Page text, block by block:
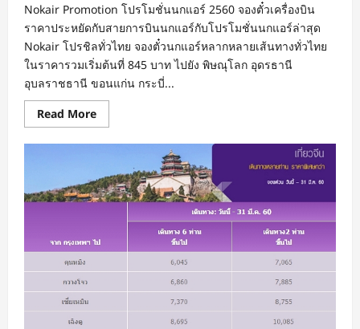
Nokair Promotion โปรโมชั่นนกแอร์ 2560 จองตั๋วเครื่องบิน
ราคาประหยัดกับสายการบินนกแอร์กับโปรโมชั่นนกแอร์ล่าสุด
Nokair โปรชิลทั่วไทย จองตั๋วนกแอร์หลากหลายเส้นทางทั่วไทย
ในราคารวมเริ่มต้นที่ 845 บาท ไปยัง พิษณุโลก อุดรธานี
อุบลราชธานี ขอนแก่น กระบี่...
Read MoreRead
more
โปร
นก
แอร์
Nokair
ชิล
ทั่ว
ราคา
เริ่ม